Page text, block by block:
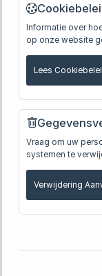
Informatie over
op onze website
Lees
Vraag om uw
systemen te
Verwijdering